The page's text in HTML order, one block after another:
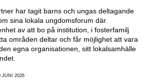
har tagit barns och ungas deltagande
sina lokala ungdomsforum där
av att bo på institution, i fosterfamilj
områden deltar och får möjlighet att vara
egna organisationen, sitt lokalsamhälle
JUNI 2026